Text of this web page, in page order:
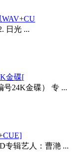
日光 ...
金碟[
24K金碟） 专 ...
专辑艺人：曹滟 ...